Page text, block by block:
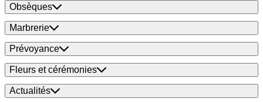
Obsèques
Marbrerie
Prévoyance
Fleurs et cérémonies
Actualités